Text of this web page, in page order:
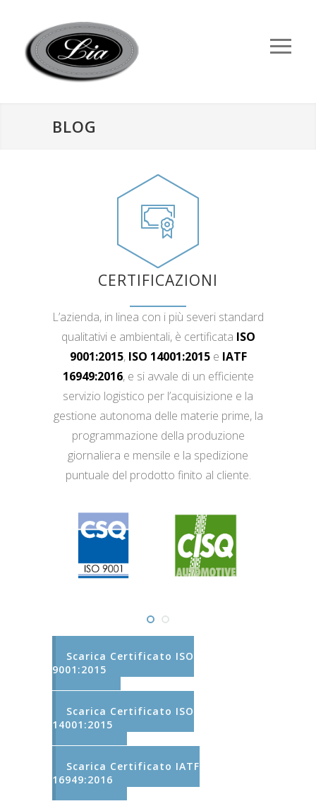
BLOG
CERTIFICAZIONI
L’azienda, in linea con i più severi standard
qualitativi e ambientali, è certificata ISO
9001:2015, ISO 14001:2015e IATF
16949:2016, e si avvale di un efficiente
servizio logistico per l’acquisizione e la
gestione autonoma delle materie prime, la
programmazione della produzione
giornaliera e mensile e la spedizione
puntuale del prodotto finito al cliente.
Scarica Certificato ISO
9001:2015
Scarica Certificato ISO
14001:2015
Scarica Certificato IATF
16949:2016